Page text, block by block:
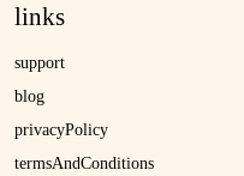
links
support
blog
privacyPolicy
termsAndConditions